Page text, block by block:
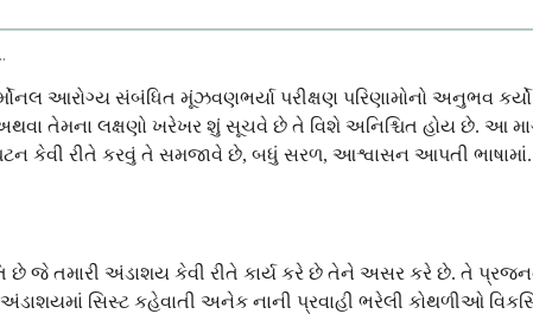
Report Guidance
આરોગ્ય સંબંધિત મૂંઝવણભર્યા પરીક્ષણ પરિણામોનો અનુભવ
તેમના લક્ષણો ખરેખર શું સૂચવે છે તે વિશે અનિશ્ચિત હોય છે. આ
કેવી રીતે કરવું તે સમજાવે છે, બધું સરળ, આશ્વાસન આપતી ભાષામાં.
છે જે તમારી અંડાશય કેવી રીતે કાર્ય કરે છે તેને અસર કરે છે. તે
સિસ્ટ કહેવાતી અનેક નાની પ્રવાહી ભરેલી કોથળીઓ